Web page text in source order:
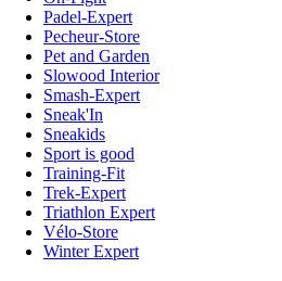
Padel-Expert
Pecheur-Store
Pet and Garden
Slowood Interior
Smash-Expert
Sneak'In
Sneakids
Sport is good
Training-Fit
Trek-Expert
Triathlon Expert
Vélo-Store
Winter Expert